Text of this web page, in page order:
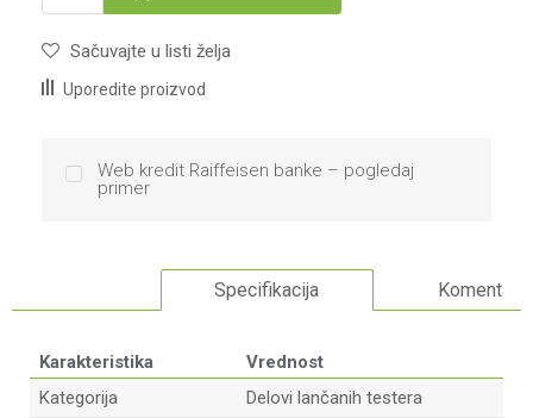
Sačuvajte u listi želja
Uporedite proizvod
Web kredit Raiffeisen banke – pogledaj
primer
Specifikacija Komentari
Karakteristika
Vrednost
Kategorija
Delovi lančanih testera